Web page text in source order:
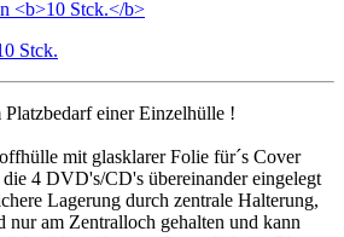
Stck.
einer Einzelhülle !
mit glasklarer Folie für´s Cover
4 DVD's/CD's übereinander eingelegt
Lagerung durch zentrale Halterung,
am Zentralloch gehalten und kann